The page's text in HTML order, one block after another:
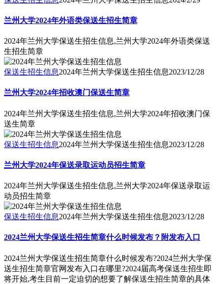
兰州大学2024年外语类保送生招生简章
2024年兰州大学保送生招生信息,兰州大学2024年外语类保送
生招生简章
保送生招生信息2024年兰州大学保送生招生信息2023/12/28
兰州大学2024年招收澳门保送生简章
2024年兰州大学保送生招生信息,兰州大学2024年招收澳门保
送生简章
保送生招生信息2024年兰州大学保送生招生信息2023/12/28
兰州大学2024年保送录取运动员招生简章
2024年兰州大学保送生招生信息,兰州大学2024年保送录取运
动员招生简章
保送生招生信息2024年兰州大学保送生招生信息2023/12/28
2024兰州大学保送生招生简章什么时候发布？附发布入口
2024兰州大学保送生招生简章什么时候发布?2024兰州大学保
送生招生简章官网发布入口在哪里?2024届高考保送生招生即
将开始,考生目前一定迫切的想要了解保送生招生简章的具体